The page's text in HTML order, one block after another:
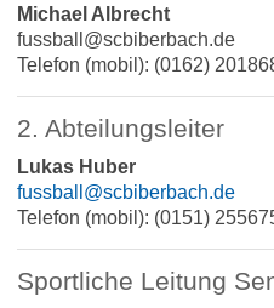
Michael Albrecht
fussball@scbiberbach.de
Telefon (mobil): (0162)
2. Abteilungsleiter
Lukas Huber
fussball@scbiberbach.de
Telefon (mobil): (0151)
Sportliche Leitung